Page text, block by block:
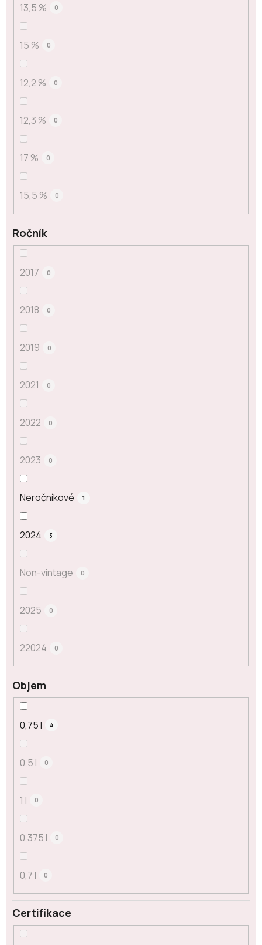
13,5 % 0
15 % 0
12,2 % 0
12,3 % 0
17 % 0
15,5 % 0
Ročník
2017 0
2018 0
2019 0
2021 0
2022 0
2023 0
Neročníkové 1
2024 3
Non-vintage 0
2025 0
22024 0
Objem
0,75 l 4
0,5 l 0
1 l 0
0,375 l 0
0,7 l 0
Certifikace